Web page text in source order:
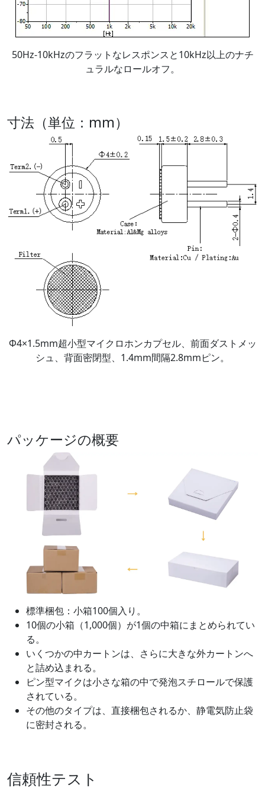
50Hz-10kHzのフラットなレスポンスと10kHz以上のナチ
ュラルなロールオフ。
寸法（単位：mm）
Φ4×1.5mm超小型マイクロホンカプセル、前面ダストメッ
シュ、背面密閉型、1.4mm間隔2.8mmピン。
パッケージの概要
標準梱包：小箱100個入り。
10個の小箱（1,000個）が1個の中箱にまとめられてい
る。
いくつかの中カートンは、さらに大きな外カートンへ
と詰め込まれる。
ピン型マイクは小さな箱の中で発泡スチロールで保護
されている。
その他のタイプは、直接梱包されるか、静電気防止袋
に密封される。
信頼性テスト